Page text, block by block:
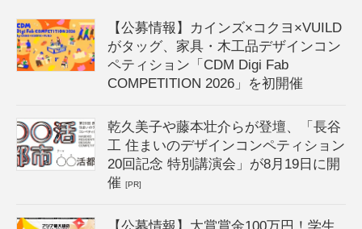
【公募情報】カインズ×コクヨ×VUILD
がタッグ、家具・木工品デザインコン
ペティション「CDM Digi Fab
COMPETITION 2026」を初開催
乾久美子や藤本壮介らが登壇、「長谷
工 住まいのデザインコンペティション
20回記念 特別講演会」が8月19日に開
催[PR]